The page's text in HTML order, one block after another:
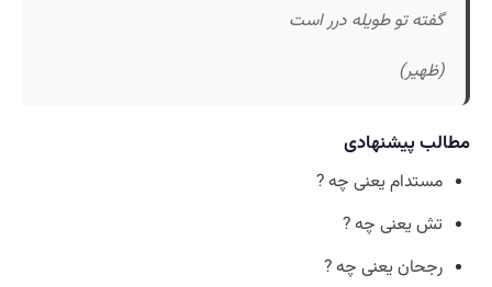
گفته تو طویله درر است
(ظهیر)
مطالب پیشنهادی
مستدام یعنی چه ?
تش یعنی چه ?
رجحان یعنی چه ?